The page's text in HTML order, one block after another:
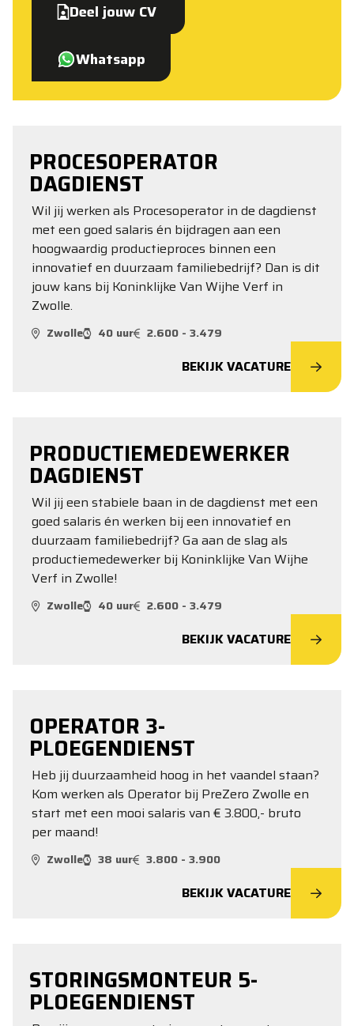
Deel jouw CV
Whatsapp
PROCESOPERATOR
DAGDIENST
Wil jij werken als Procesoperator in de dagdienst
met een goed salaris én bijdragen aan een
hoogwaardig productieproces binnen een
innovatief en duurzaam familiebedrijf? Dan is dit
jouw kans bij Koninklijke Van Wijhe Verf in
Zwolle.
Zwolle 40 uur 2.600 - 3.479
BEKIJK VACATURE
PRODUCTIEMEDEWERKER
DAGDIENST
Wil jij een stabiele baan in de dagdienst met een
goed salaris én werken bij een innovatief en
duurzaam familiebedrijf? Ga aan de slag als
productiemedewerker bij Koninklijke Van Wijhe
Verf in Zwolle!
Zwolle 40 uur 2.600 - 3.479
BEKIJK VACATURE
OPERATOR 3-
PLOEGENDIENST
Heb jij duurzaamheid hoog in het vaandel staan?
Kom werken als Operator bij PreZero Zwolle en
start met een mooi salaris van € 3.800,- bruto
per maand!
Zwolle 38 uur 3.800 - 3.900
BEKIJK VACATURE
STORINGSMONTEUR 5-
PLOEGENDIENST